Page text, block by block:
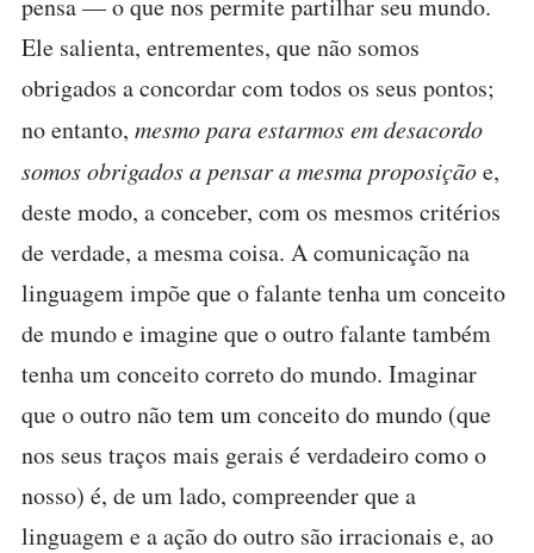
pensa — o que nos permite partilhar seu mundo.
Ele salienta, entrementes, que não somos
obrigados a concordar com todos os seus pontos;
no entanto, mesmo para estarmos em desacordo
somos obrigados a pensar a mesma proposiçãoe,
deste modo, a conceber, com os mesmos critérios
de verdade, a mesma coisa. A comunicação na
linguagem impõe que o falante tenha um conceito
de mundo e imagine que o outro falante também
tenha um conceito correto do mundo. Imaginar
que o outro não tem um conceito do mundo (que
nos seus traços mais gerais é verdadeiro como o
nosso) é, de um lado, compreender que a
linguagem e a ação do outro são irracionais e, ao